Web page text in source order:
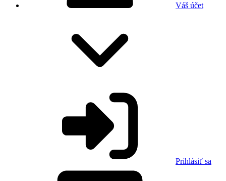
Váš účet
Prihlásiť sa